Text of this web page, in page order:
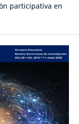
participativa en